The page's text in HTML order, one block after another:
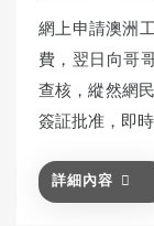
網上申請澳洲
費，翌日向哥
查核，縱然網
簽証批准，即
詳細內容